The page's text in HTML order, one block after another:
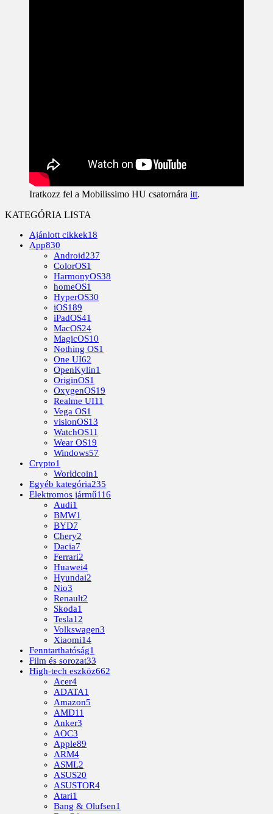
Iratkozz fel a Mobilissimo HU csatornára itt.
KATEGÓRIA LISTA
Ajánlott cikkek18
App830
Android237
ColorOS1
HarmonyOS38
homeOS1
HyperOS30
iOS189
iPadOS41
MacOS24
MagicOS10
Nothing OS1
One UI62
OpenKylin1
OriginOS1
OxygenOS19
Realme UI11
Vega OS1
visionOS13
WatchOS11
Wear OS19
Windows57
Crypto1
Worldcoin1
Egyéb kategória235
Elektromos jármű116
Audi1
BMW1
BYD7
Chery2
Dacia7
Ferrari2
Huawei4
Hyundai2
Nio3
Renault2
Skoda1
Tesla12
Volkswagen3
Xiaomi14
Fenntarthatóság1
Film és sorozat33
High-tech eszköz662
Acer4
ADATA1
Amazon5
AMD11
Anker3
AOC3
Apple89
ARM4
ASML2
ASUS20
ASUSTOR4
Atari1
Bang & Olufsen1